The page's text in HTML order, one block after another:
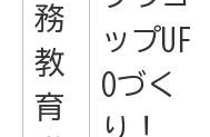
務
教
育
ップUF
Oづく
り！